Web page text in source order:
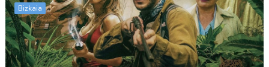
Bizkaia